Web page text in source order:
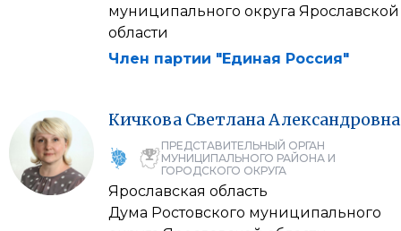
муниципального округа Ярославской
области
Член партии "Единая Россия"
Кичкова СветланаАлександровна
ПРЕДСТАВИТЕЛЬНЫЙ ОРГАН
МУНИЦИПАЛЬНОГО РАЙОНА И
ГОРОДСКОГО ОКРУГА
Ярославская область
Дума Ростовского муниципального